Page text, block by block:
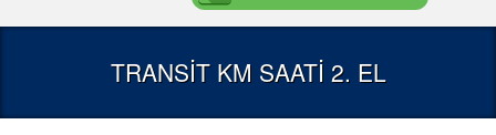
TRANSİT KM SAATİ 2. EL